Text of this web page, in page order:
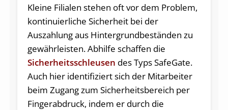
Kleine Filialen stehen oft vor dem Problem,
kontinuierliche Sicherheit bei der
Auszahlung aus Hintergrundbeständen zu
gewährleisten. Abhilfe schaffen die
Sicherheitsschleusen des Typs SafeGate.
Auch hier identifiziert sich der Mitarbeiter
beim Zugang zum Sicherheitsbereich per
Fingerabdruck, indem er durch die